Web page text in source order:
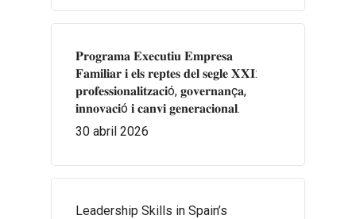
𝐏𝐫𝐨𝐠𝐫𝐚𝐦𝐚 𝐄𝐱𝐞𝐜𝐮𝐭𝐢𝐮 𝐄𝐦𝐩𝐫𝐞𝐬𝐚
𝐅𝐚𝐦𝐢𝐥𝐢𝐚𝐫 𝐢 𝐞𝐥𝐬 𝐫𝐞𝐩𝐭𝐞𝐬 𝐝𝐞𝐥 𝐬𝐞𝐠𝐥𝐞 𝐗𝐗𝐈:
𝐩𝐫𝐨𝐟𝐞𝐬𝐬𝐢𝐨𝐧𝐚𝐥𝐢𝐭𝐳𝐚𝐜𝐢ó, 𝐠𝐨𝐯𝐞𝐫𝐧𝐚𝐧ç𝐚,
𝐢𝐧𝐧𝐨𝐯𝐚𝐜𝐢ó 𝐢 𝐜𝐚𝐧𝐯𝐢 𝐠𝐞𝐧𝐞𝐫𝐚𝐜𝐢𝐨𝐧𝐚𝐥.
30 abril 2026
Leadership Skills in Spain’s